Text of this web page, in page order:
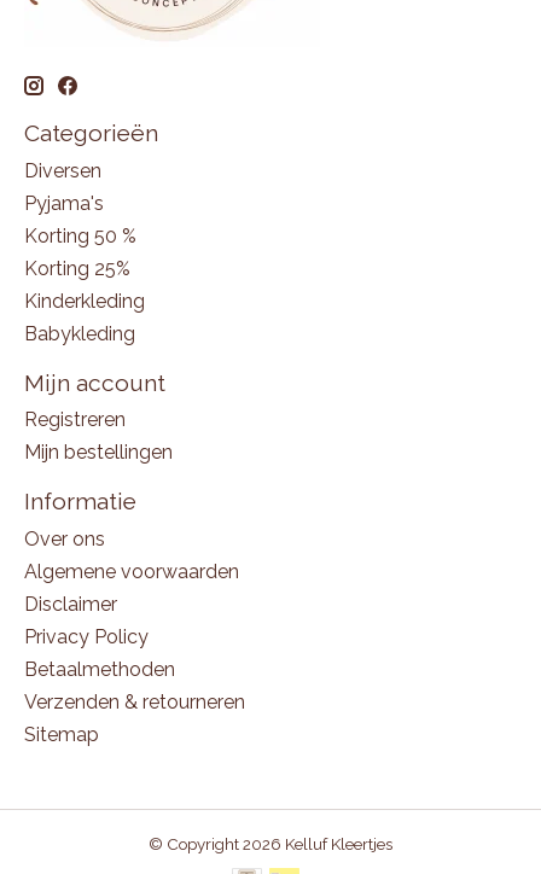
Categorieën
Diversen
Pyjama's
Korting 50 %
Korting 25%
Kinderkleding
Babykleding
Mijn account
Registreren
Mijn bestellingen
Informatie
Over ons
Algemene voorwaarden
Disclaimer
Privacy Policy
Betaalmethoden
Verzenden & retourneren
Sitemap
© Copyright 2026 Kelluf Kleertjes